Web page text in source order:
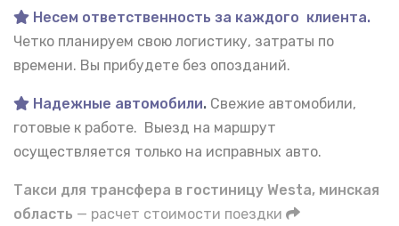
Несем ответственность за каждого клиента.
Четко планируем свою логистику, затраты по
времени. Вы прибудете без опозданий.
Надежные автомобили. Свежие автомобили,
готовые к работе. Выезд на маршрут
осуществляется только на исправных авто.
Такси для трансфера в гостиницу Westa, минская
область — расчет стоимости поездки